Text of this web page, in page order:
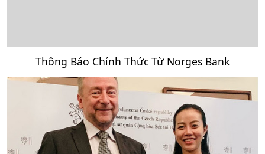
Thông Báo Chính Thức Từ Norges Bank